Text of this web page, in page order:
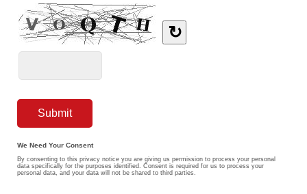
↻
We Need Your Consent
By consenting to this privacy notice you are giving us permission to process your personal
data specifically for the purposes identified. Consent is required for us to process your
personal data, and your data will not be shared to third parties.